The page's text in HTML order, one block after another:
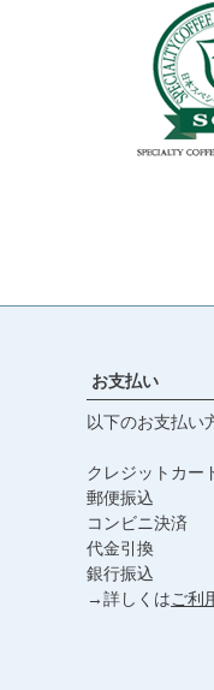
お支払い
以下のお支払い
クレジットカー
郵便振込
コンビニ決済
代金引換
銀行振込
→詳しくはご利